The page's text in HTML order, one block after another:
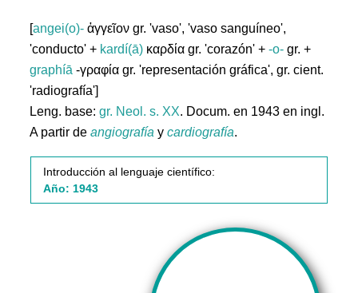
[angei(o)- ἀγγεῖον gr. 'vaso', 'vaso sanguíneo',
'conducto' + kardí(ā) καρδία gr. 'corazón' +-o- gr. +
graphíā -γραφία gr. 'representación gráfica', gr. cient.
'radiografía']
Leng. base:gr. Neol. s. XX. Docum. en 1943 en ingl.
A partir deangiografía ycardiografía.
Introducción al lenguaje científico:
Año: 1943